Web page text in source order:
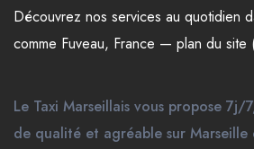
Découvrez nos services au quotidien
comme Fuveau, France — plan du site
Le Taxi Marseillais vous propose 7j/
de qualité et agréable sur